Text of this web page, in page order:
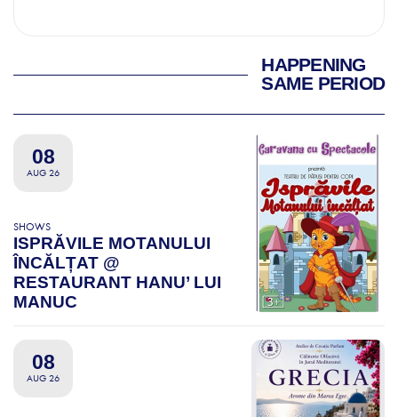
HAPPENING
SAME PERIOD
08
AUG 26
SHOWS
ISPRĂVILE MOTANULUI
ÎNCĂLȚAT @
RESTAURANT HANU’ LUI
MANUC
08
AUG 26